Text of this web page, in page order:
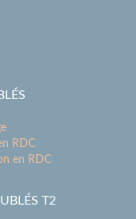
RDC
en RDC
T2